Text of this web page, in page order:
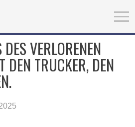
VERLORENEN
DEN TRUCKER, DEN